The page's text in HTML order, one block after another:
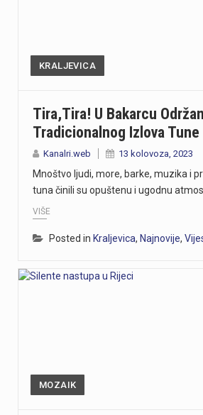
KRALJEVICA
Tira,tira! U Bakarcu
Tradicionalnog Izlova Tune
Kanalri.web 13 kolovoza, 2023
Mnoštvo ljudi, more, barke, muzika i
tuna činili su opuštenu i ugodnu
VIŠE
Posted in Kraljevica, Najnovije,
MOZAIK